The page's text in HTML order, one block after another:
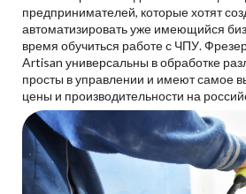
предпринимателей, которые хотят
автоматизировать уже имеющийся
время обучиться работе с ЧПУ.
Artisan универсальны в обработке
просты в управлении и имеют самое
цены и производительности на